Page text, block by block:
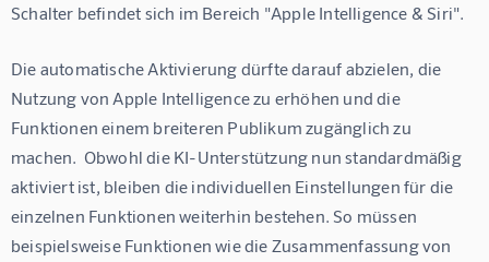
Schalter befindet sich im Bereich "Apple Intelligence & Siri".
Die automatische Aktivierung dürfte darauf abzielen, die
Nutzung von Apple Intelligence zu erhöhen und die
Funktionen einem breiteren Publikum zugänglich zu
machen.  Obwohl die KI-Unterstützung nun standardmäßig
aktiviert ist, bleiben die individuellen Einstellungen für die
einzelnen Funktionen weiterhin bestehen. So müssen
beispielsweise Funktionen wie die Zusammenfassung von